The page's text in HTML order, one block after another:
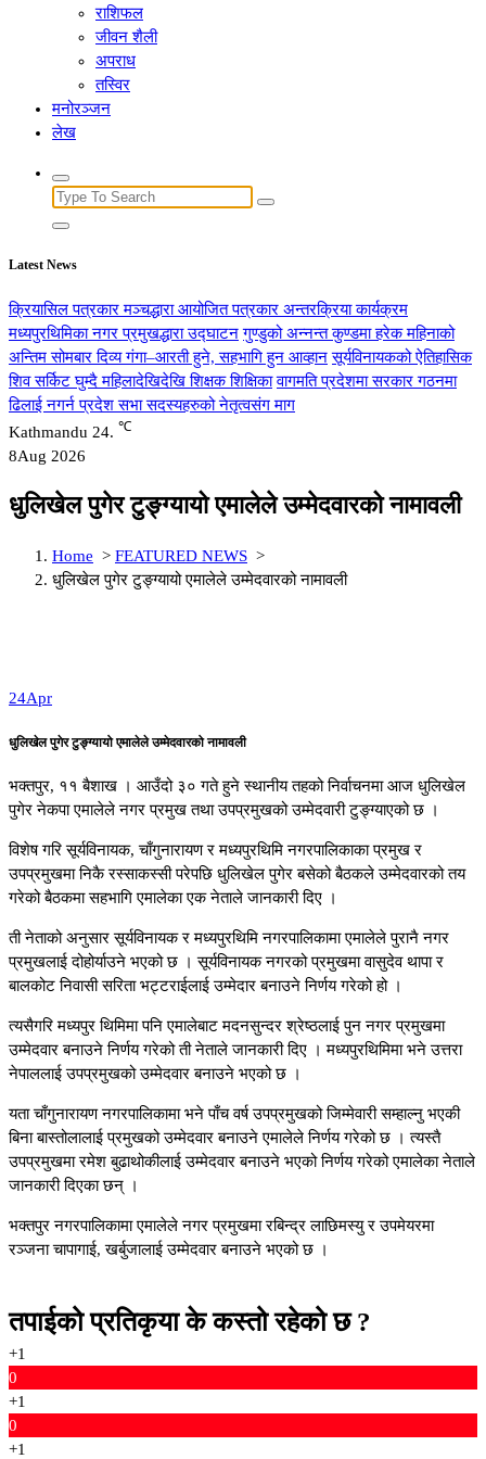
राशिफल
जीवन शैली
अपराध
तस्विर
मनोरञ्जन
लेख
Search
for:
Latest News
क्रियासिल पत्रकार मञ्चद्धारा आयोजित पत्रकार अन्तरक्रिया कार्यक्रम
मध्यपुरथिमिका नगर प्रमुखद्धारा उद्घाटन गुण्डुको अन्नन्त कुण्डमा हरेक महिनाको
अन्तिम सोमबार दिव्य गंगा–आरती हुने, सहभागि हुन आव्हान सूर्यविनायकको ऐतिहासिक
शिव सर्किट घुम्दै महिलादेखिदेखि शिक्षक शिक्षिका वागमति प्रदेशमा सरकार गठनमा
ढिलाई नगर्न प्रदेश सभा सदस्यहरुको नेतृत्वसंग माग
Kathmandu 24. ℃
8Aug 2026
धुलिखेल पुगेर टुङ्ग्यायो एमालेले उम्मेदवारको नामावली
Home > FEATURED NEWS >
धुलिखेल पुगेर टुङ्ग्यायो एमालेले उम्मेदवारको नामावली
24Apr
धुलिखेल पुगेर टुङ्ग्यायो एमालेले उम्मेदवारको नामावली
भक्तपुर, ११ बैशाख । आउँदो ३० गते हुने स्थानीय तहको निर्वाचनमा आज धुलिखेल
पुगेर नेकपा एमालेले नगर प्रमुख तथा उपप्रमुखको उम्मेदवारी टुङ्ग्याएको छ ।
विशेष गरि सूर्यविनायक, चाँगुनारायण र मध्यपुरथिमि नगरपालिकाका प्रमुख र
उपप्रमुखमा निकै रस्साकस्सी परेपछि धुलिखेल पुगेर बसेको बैठकले उम्मेदवारको तय
गरेको बैठकमा सहभागि एमालेका एक नेताले जानकारी दिए ।
ती नेताको अनुसार सूर्यविनायक र मध्यपुरथिमि नगरपालिकामा एमालेले पुरानै नगर
प्रमुखलाई दोहोर्याउने भएको छ । सूर्यविनायक नगरको प्रमुखमा वासुदेव थापा र
बालकोट निवासी सरिता भट्टराईलाई उम्मेदार बनाउने निर्णय गरेको हो ।
त्यसैगरि मध्यपुर थिमिमा पनि एमालेबाट मदनसुन्दर श्रेष्ठलाई पुन नगर प्रमुखमा
उम्मेदवार बनाउने निर्णय गरेको ती नेताले जानकारी दिए । मध्यपुरथिमिमा भने उत्तरा
नेपाललाई उपप्रमुखको उम्मेदवार बनाउने भएको छ ।
यता चाँगुनारायण नगरपालिकामा भने पाँच वर्ष उपप्रमुखको जिम्मेवारी सम्हाल्नु भएकी
बिना बास्तोलालाई प्रमुखको उम्मेदवार बनाउने एमालेले निर्णय गरेको छ । त्यस्तै
उपप्रमुखमा रमेश बुढाथोकीलाई उम्मेदवार बनाउने भएको निर्णय गरेको एमालेका नेताले
जानकारी दिएका छन् ।
भक्तपुर नगरपालिकामा एमालेले नगर प्रमुखमा रबिन्द्र लाछिमस्यु र उपमेयरमा
रञ्जना चापागाई, खर्बुजालाई उम्मेदवार बनाउने भएको छ ।
तपाईको प्रतिकृया के कस्तो रहेको छ ?
+1
0
+1
0
+1